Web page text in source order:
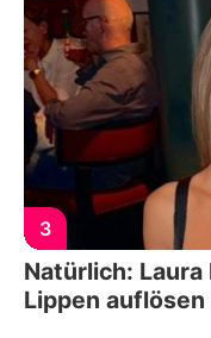
3
Natürlich: Laura
Lippen auflösen